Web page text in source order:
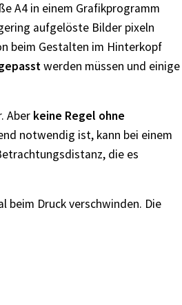
A4 in einem Grafikprogramm
aufgelöste Bilder pixeln
beim Gestalten im Hinterkopf
werden müssen und einige
Aber keine Regel ohne
notwendig ist, kann bei einem
die es
beim Druck verschwinden. Die